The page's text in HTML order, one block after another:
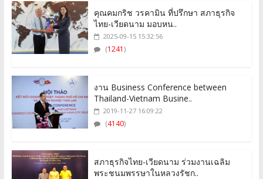
คุณคมกริช วรคามิน ที่ปรึกษา สภาธุรกิจ
ไทย-เวียดนาม มอบหน..
2025-09-15 15:32:56
(1241)
งาน Business Conference between
Thailand-Vietnam Busine..
2019-11-27 16:09:22
(4140)
สภาธุรกิจไทย-เวียดนาม ร่วมงานเฉลิม
พระชนมพรรษาในหลวงรัชก..